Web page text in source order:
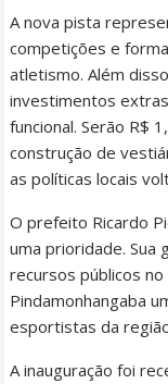
A nova pista
competições e
atletismo. Além
investimentos
funcional. Serão R$
construção de
as políticas locais
O prefeito Ricardo
uma prioridade.
recursos públicos
Pindamonhangaba
esportistas da
A inauguração foi